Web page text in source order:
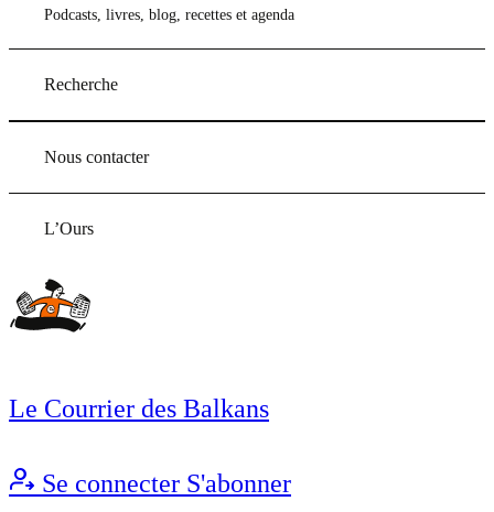
Podcasts, livres, blog, recettes et agenda
Recherche
Nous contacter
L’Ours
Le Courrier des Balkans
Se connecter S'abonner